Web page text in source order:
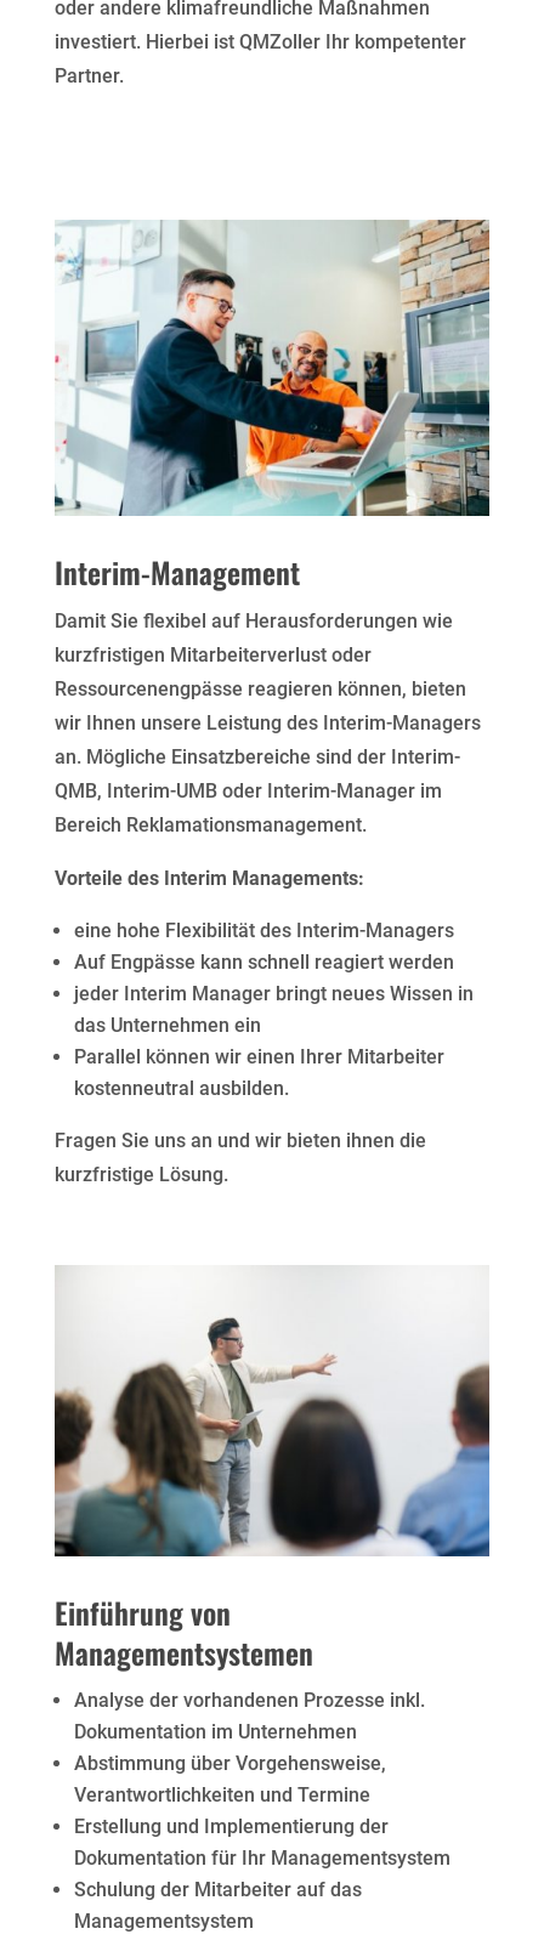
oder andere klimafreundliche Maßnahmen
investiert. Hierbei ist QMZoller Ihr kompetenter
Partner.
Interim-Management
Damit Sie flexibel auf Herausforderungen wie
kurzfristigen Mitarbeiterverlust oder
Ressourcenengpässe reagieren können, bieten
wir Ihnen unsere Leistung des Interim-Managers
an. Mögliche Einsatzbereiche sind der Interim-
QMB, Interim-UMB oder Interim-Manager im
Bereich Reklamationsmanagement.
Vorteile des Interim Managements:
eine hohe Flexibilität des Interim-Managers
Auf Engpässe kann schnell reagiert werden
jeder Interim Manager bringt neues Wissen in
das Unternehmen ein
Parallel können wir einen Ihrer Mitarbeiter
kostenneutral ausbilden.
Fragen Sie uns an und wir bieten ihnen die
kurzfristige Lösung.
Einführung von
Managementsystemen
Analyse der vorhandenen Prozesse inkl.
Dokumentation im Unternehmen
Abstimmung über Vorgehensweise,
Verantwortlichkeiten und Termine
Erstellung und Implementierung der
Dokumentation für Ihr Managementsystem
Schulung der Mitarbeiter auf das
Managementsystem